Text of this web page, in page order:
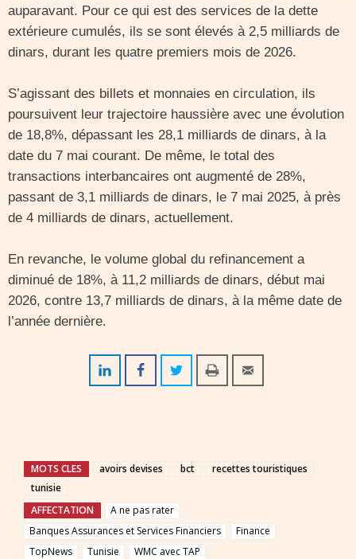
auparavant. Pour ce qui est des services de la dette
extérieure cumulés, ils se sont élevés à 2,5 milliards de
dinars, durant les quatre premiers mois de 2026.
S’agissant des billets et monnaies en circulation, ils
poursuivent leur trajectoire haussière avec une évolution
de 18,8%, dépassant les 28,1 milliards de dinars, à la
date du 7 mai courant. De même, le total des
transactions interbancaires ont augmenté de 28%,
passant de 3,1 milliards de dinars, le 7 mai 2025, à près
de 4 milliards de dinars, actuellement.
En revanche, le volume global du refinancement a
diminué de 18%, à 11,2 milliards de dinars, début mai
2026, contre 13,7 milliards de dinars, à la même date de
l’année dernière.
MOTS CLES avoirs devises bct
recettes touristiques
tunisie
AFFECTATION
A ne pas rater
Banques Assurances et Services Financiers
Finance
TopNews
Tunisie WMC avec TAP